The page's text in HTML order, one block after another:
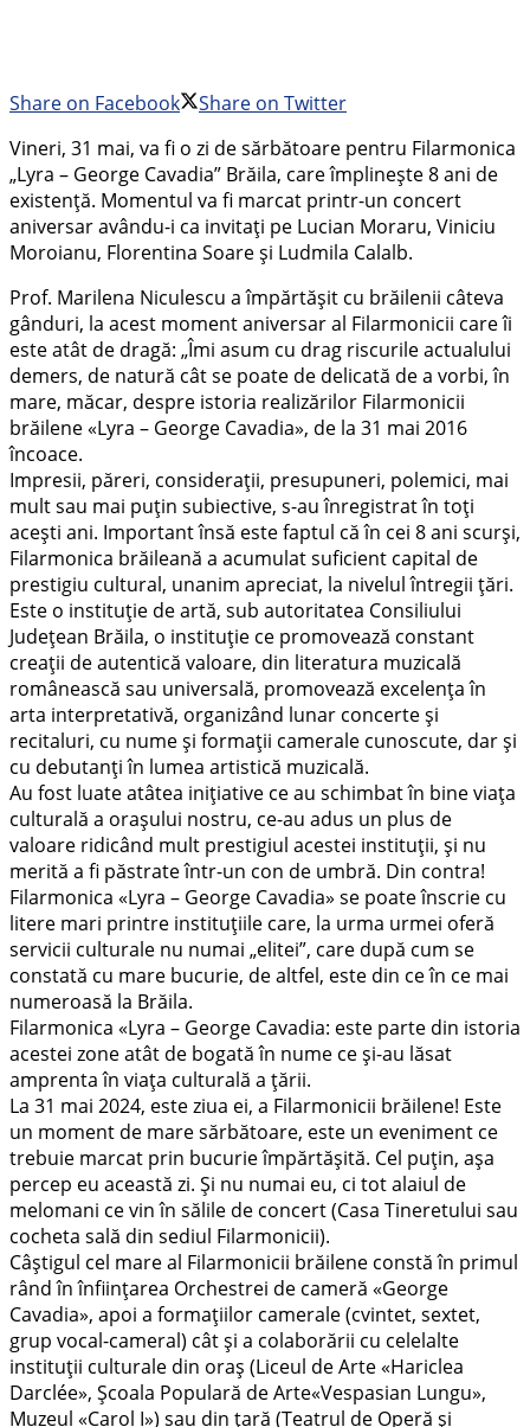
Share on Facebook
Share on Twitter
Vineri, 31 mai, va fi o zi de sărbătoare pentru Filarmonica
„Lyra – George Cavadia” Brăila, care împlinește 8 ani de
existență. Momentul va fi marcat printr-un concert
aniversar avându-i ca invitați pe Lucian Moraru, Viniciu
Moroianu, Florentina Soare și Ludmila Calalb.
Prof. Marilena Niculescu a împărtășit cu brăilenii câteva
gânduri, la acest moment aniversar al Filarmonicii care îi
este atât de dragă: „Îmi asum cu drag riscurile actualului
demers, de natură cât se poate de delicată de a vorbi, în
mare, măcar, despre istoria realizărilor Filarmonicii
brăilene «Lyra – George Cavadia», de la 31 mai 2016
încoace.
Impresii, păreri, consideraţii, presupuneri, polemici, mai
mult sau mai puţin subiective, s-au înregistrat în toţi
aceşti ani. Important însă este faptul că în cei 8 ani scurşi,
Filarmonica brăileană a acumulat suficient capital de
prestigiu cultural, unanim apreciat, la nivelul întregii ţări.
Este o instituţie de artă, sub autoritatea Consiliului
Judeţean Brăila, o instituţie ce promovează constant
creaţii de autentică valoare, din literatura muzicală
românească sau universală, promovează excelenţa în
arta interpretativă, organizând lunar concerte şi
recitaluri, cu nume şi formaţii camerale cunoscute, dar şi
cu debutanţi în lumea artistică muzicală.
Au fost luate atâtea iniţiative ce au schimbat în bine viaţa
culturală a oraşului nostru, ce-au adus un plus de
valoare ridicând mult prestigiul acestei instituţii, şi nu
merită a fi păstrate într-un con de umbră. Din contra!
Filarmonica «Lyra – George Cavadia» se poate înscrie cu
litere mari printre instituţiile care, la urma urmei oferă
servicii culturale nu numai „elitei”, care după cum se
constată cu mare bucurie, de altfel, este din ce în ce mai
numeroasă la Brăila.
Filarmonica «Lyra – George Cavadia: este parte din istoria
acestei zone atât de bogată în nume ce şi-au lăsat
amprenta în viaţa culturală a ţării.
La 31 mai 2024, este ziua ei, a Filarmonicii brăilene! Este
un moment de mare sărbătoare, este un eveniment ce
trebuie marcat prin bucurie împărtăşită. Cel puţin, aşa
percep eu această zi. Şi nu numai eu, ci tot alaiul de
melomani ce vin în sălile de concert (Casa Tineretului sau
cocheta sală din sediul Filarmonicii).
Câştigul cel mare al Filarmonicii brăilene constă în primul
rând în înfiinţarea Orchestrei de cameră «George
Cavadia», apoi a formaţiilor camerale (cvintet, sextet,
grup vocal-cameral) cât și a colaborării cu celelalte
instituţii culturale din oraş (Liceul de Arte «Hariclea
Darclée», Şcoala Populară de Arte«Vespasian Lungu»,
Muzeul «Carol I») sau din ţară (Teatrul de Operă şi